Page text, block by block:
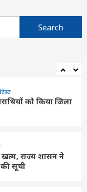
माँ के नाम पर
को किया जिला
खत्म, राज्य शासन ने
की सूची